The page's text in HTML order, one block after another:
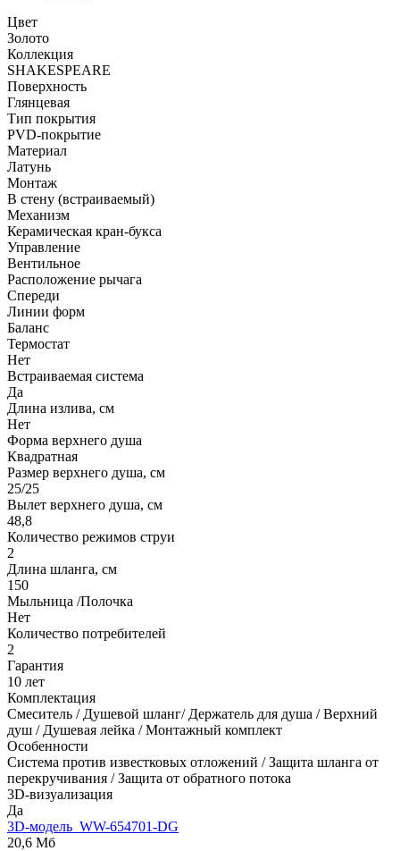
Цвет
Золото
Коллекция
SHAKESPEARE
Поверхность
Глянцевая
Тип покрытия
PVD-покрытие
Материал
Латунь
Монтаж
В стену (встраиваемый)
Механизм
Керамическая кран-букса
Управление
Вентильное
Расположение рычага
Спереди
Линии форм
Баланс
Термостат
Нет
Встраиваемая система
Да
Длина излива, см
Нет
Форма верхнего душа
Квадратная
Размер верхнего душа, см
25/25
Вылет верхнего душа, см
48,8
Количество режимов струи
2
Длина шланга, см
150
Мыльница /Полочка
Нет
Количество потребителей
2
Гарантия
10 лет
Комплектация
Смеситель / Душевой шланг/ Держатель для душа / Верхний
душ / Душевая лейка / Монтажный комплект
Особенности
Система против известковых отложений / Защита шланга от
перекручивания / Защита от обратного потока
3D-визуализация
Да
3D-модель_WW-654701-DG
20,6 Мб